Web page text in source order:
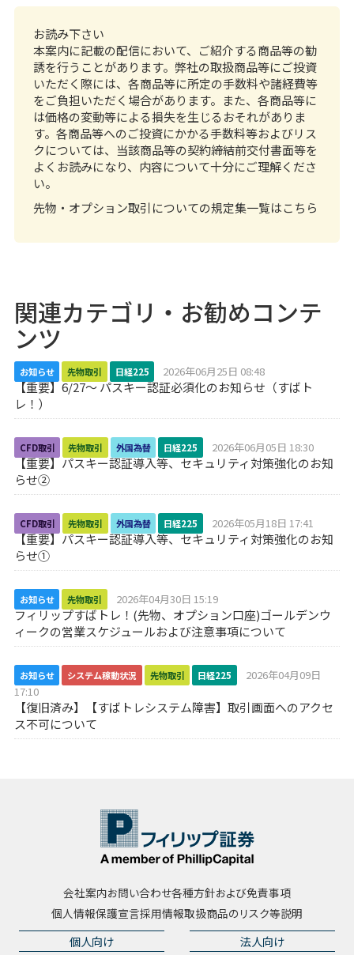
お読み下さい
本案内に記載の配信において、ご紹介する商品等の勧
誘を行うことがあります。弊社の取扱商品等にご投資
いただく際には、各商品等に所定の手数料や諸経費等
をご負担いただく場合があります。また、各商品等に
は価格の変動等による損失を生じるおそれがありま
す。各商品等へのご投資にかかる手数料等およびリス
クについては、当該商品等の契約締結前交付書面等を
よくお読みになり、内容について十分にご理解くださ
い。
先物・オプション取引についての規定集一覧はこちら
関連カテゴリ・お勧めコンテ
ンツ
お知らせ 先物取引 日経225 2026年06月25日 08:48
【重要】6/27～ パスキー認証必須化のお知らせ（すばト
レ！）
CFD取引 先物取引 外国為替 日経225 2026年06月05日 18:30
【重要】パスキー認証導入等、セキュリティ対策強化のお知
らせ②
CFD取引 先物取引 外国為替 日経225 2026年05月18日 17:41
【重要】パスキー認証導入等、セキュリティ対策強化のお知
らせ①
お知らせ 先物取引 2026年04月30日 15:19
フィリップすばトレ！(先物、オプション口座)ゴールデンウ
ィークの営業スケジュールおよび注意事項について
お知らせ システム稼動状況 先物取引 日経225
2026年04月09日
17:10
【復旧済み】【すばトレシステム障害】取引画面へのアクセ
ス不可について
会社案内お問い合わせ各種方針および免責事項
個人情報保護宣言採用情報取扱商品のリスク等説明
個人向け 法人向け